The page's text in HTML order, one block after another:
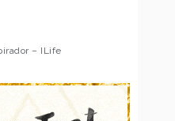
– Multilaser